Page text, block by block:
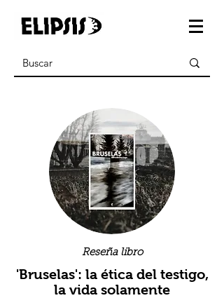
Reseña libro
'Bruselas': la ética del testigo,
la vida solamente